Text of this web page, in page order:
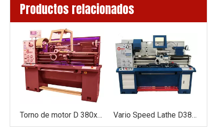
Productos relacionados
Torno de motor D 380x1000 Vario Speed ​​Lathe D380vx1000